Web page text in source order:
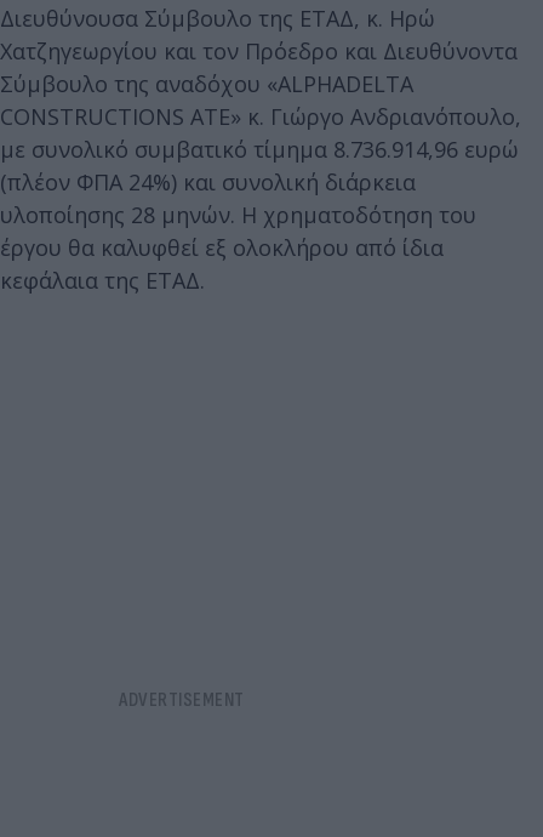
Διευθύνουσα Σύμβουλο της ΕΤΑΔ, κ. Ηρώ
Χατζηγεωργίου και τον Πρόεδρο και Διευθύνοντα
Σύμβουλο της αναδόχου «ALPHADELTA
CONSTRUCTIONS ΑΤΕ» κ. Γιώργο Ανδριανόπουλο,
με συνολικό συμβατικό τίμημα 8.736.914,96 ευρώ
(πλέον ΦΠΑ 24%) και συνολική διάρκεια
υλοποίησης 28 μηνών. Η χρηματοδότηση του
έργου θα καλυφθεί εξ ολοκλήρου από ίδια
κεφάλαια της ΕΤΑΔ.